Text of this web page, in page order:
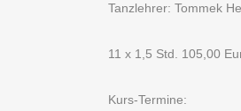
Tanzlehrer: Tommek
11 x 1,5 Std. 105,00
Kurs-Termine: